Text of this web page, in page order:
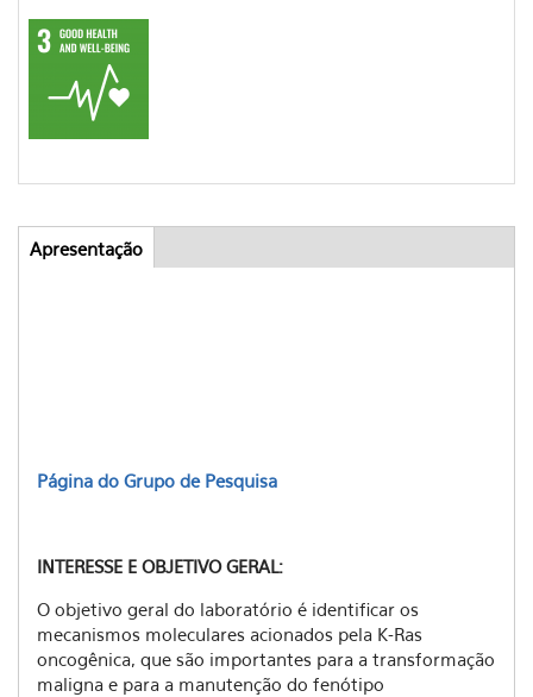
Abas
Apresentação
ativa)
Página do Grupo de Pesquisa
INTERESSE E OBJETIVO GERAL:
O objetivo geral do laboratório é identificar os
mecanismos moleculares acionados pela K-Ras
oncogênica, que são importantes para a transformação
maligna e para a manutenção do fenótipo